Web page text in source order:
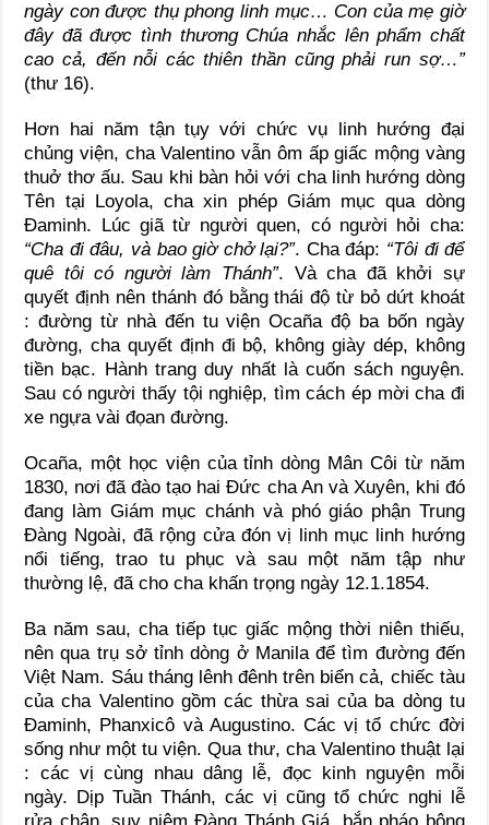
ngày con được thụ phong linh mục… Con của mẹ giờ
đây đã được tình thương Chúa nhắc lên phẩm chất
cao cả, đến nỗi các thiên thần cũng phải run sợ…”
(thư 16).
Hơn hai năm tận tụy với chức vụ linh hướng đại
chủng viện, cha Valentino vẫn ôm ấp giấc mộng vàng
thuở thơ ấu. Sau khi bàn hỏi với cha linh hướng dòng
Tên tại Loyola, cha xin phép Giám mục qua dòng
Đaminh. Lúc giã từ người quen, có người hỏi cha:
“Cha đi đâu, và bao giờ chở lại?”. Cha đáp: “Tôi đi để
quê tôi có người làm Thánh”. Và cha đã khởi sự
quyết định nên thánh đó bằng thái độ từ bỏ dứt khoát
: đường từ nhà đến tu viện Ocaña độ ba bốn ngày
đường, cha quyết định đi bộ, không giày dép, không
tiền bạc. Hành trang duy nhất là cuốn sách nguyện.
Sau có người thấy tội nghiệp, tìm cách ép mời cha đi
xe ngựa vài đọan đường.
Ocaña, một học viện của tỉnh dòng Mân Côi từ năm
1830, nơi đã đào tạo hai Đức cha An và Xuyên, khi đó
đang làm Giám mục chánh và phó giáo phận Trung
Đàng Ngoài, đã rộng cửa đón vị linh mục linh hướng
nổi tiếng, trao tu phục và sau một năm tập như
thường lệ, đã cho cha khấn trọng ngày 12.1.1854.
Ba năm sau, cha tiếp tục giấc mộng thời niên thiếu,
nên qua trụ sở tỉnh dòng ở Manila để tìm đường đến
Việt Nam. Sáu tháng lênh đênh trên biển cả, chiếc tàu
của cha Valentino gồm các thừa sai của ba dòng tu
Đaminh, Phanxicô và Augustino. Các vị tổ chức đời
sống như một tu viện. Qua thư, cha Valentino thuật lại
: các vị cùng nhau dâng lễ, đọc kinh nguyện mỗi
ngày. Dịp Tuần Thánh, các vị cũng tổ chức nghi lễ